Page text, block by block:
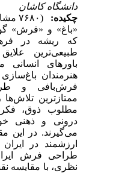
دانشگاه کاشان
چکیده:
«باغ» و «فرش»
که ریشه در
طبیعی‌ترین
باورهای انسانی
هنرمندان باغ‌سازی
فرش‌بافی و
ممتازترین تلاش‌ها
مطلوب ذوق،
درونی و ذهنی
می‌گیرند. در این
ارزشمند در
طراحی فرش
نظری، با مقایسه